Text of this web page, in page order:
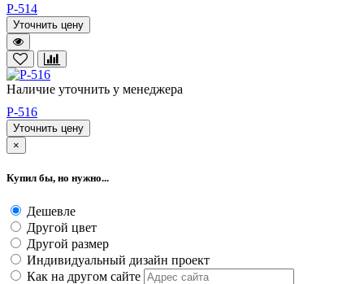
P-514
Уточнить цену
Наличие уточнить у менеджера
P-516
Уточнить цену
×
Купил бы, но нужно...
Дешевле
Другой цвет
Другой размер
Индивидуальный дизайн проект
Как на другом сайте